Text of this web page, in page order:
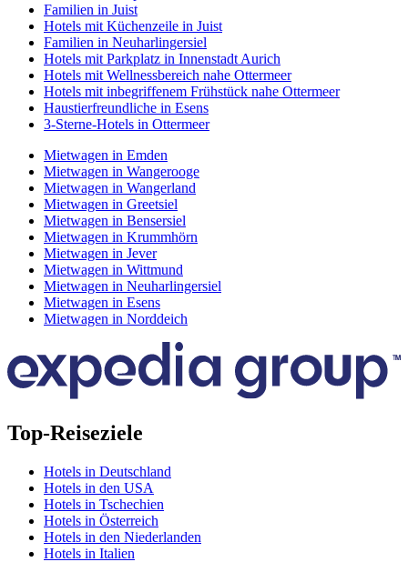
Familien in Juist
Hotels mit Küchenzeile in Juist
Familien in Neuharlingersiel
Hotels mit Parkplatz in Innenstadt Aurich
Hotels mit Wellnessbereich nahe Ottermeer
Hotels mit inbegriffenem Frühstück nahe Ottermeer
Haustierfreundliche in Esens
3-Sterne-Hotels in Ottermeer
Mietwagen in Emden
Mietwagen in Wangerooge
Mietwagen in Wangerland
Mietwagen in Greetsiel
Mietwagen in Bensersiel
Mietwagen in Krummhörn
Mietwagen in Jever
Mietwagen in Wittmund
Mietwagen in Neuharlingersiel
Mietwagen in Esens
Mietwagen in Norddeich
Top-Reiseziele
Hotels in Deutschland
Hotels in den USA
Hotels in Tschechien
Hotels in Österreich
Hotels in den Niederlanden
Hotels in Italien